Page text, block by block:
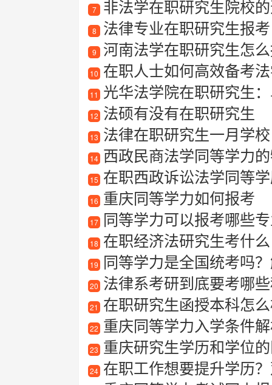
7 非法学在职研究生院校
8 法律专业在职研究生报考
9 河南法学在职研究生怎
10 在职人士如何高效备考
11 光华法学院在职研究生
12 法硕有没有在职研究生
13 法律在职研究生一月学校
14 西政民商法学同等学力
15 在职西政诉讼法学同等
16 重庆同等学力如何报考
17 同等学力可以报考哪些
18 在职经济法研究生考什么
19 同等学力是全国统考吗
20 法律系考研到底要考哪
21 在职研究生函授本科怎
22 重庆同等学力入学条件
23 重庆研究生学历和学位
24 在职工作想要提升学历